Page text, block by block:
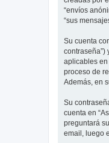
“envíos
“sus
Su cuenta
contraseña”)
aplicables en
proceso de
Además, en
Su
cuenta en
preguntará
email, luego